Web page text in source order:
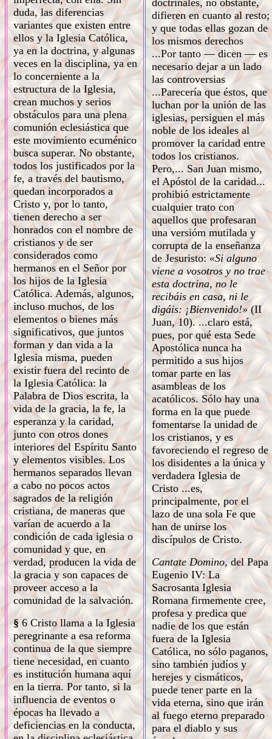
duda, las diferencias
variantes que existen entre
ellos y la Iglesia Católica,
ya en la doctrina, y algunas
veces en la disciplina, ya en
lo concerniente a la
estructura de la Iglesia,
crean muchos y serios
obstáculos para una plena
comunión eclesiástica que
este movimiento ecuménico
busca superar. No obstante,
todos los justificados por la
fe, a través del bautismo,
quedan incorporados a
Cristo y, por lo tanto,
tienen derecho a ser
honrados con el nombre de
cristianos y de ser
considerados como
hermanos en el Señor por
los hijos de la Iglesia
Católica. Además, algunos,
incluso muchos, de los
elementos o bienes más
significativos, que juntos
forman y dan vida a la
Iglesia misma, pueden
existir fuera del recinto de
la Iglesia Católica: la
Palabra de Dios escrita, la
vida de la gracia, la fe, la
esperanza y la caridad,
junto con otros dones
interiores del Espíritu Santo
y elementos visibles. Los
hermanos separados llevan
a cabo no pocos actos
sagrados de la religión
cristiana, de maneras que
varían de acuerdo a la
condición de cada iglesia o
comunidad y que, en
verdad, producen la vida de
la gracia y son capaces de
proveer acceso a la
comunidad de la salvación.
§6 Cristo llama a la Iglesia
peregrinante a esa reforma
continua de la que siempre
tiene necesidad, en cuanto
es institución humana aquí
en la tierra. Por tanto, si la
influencia de eventos o
épocas ha llevado a
deficiencias en la conducta,
doctrinales, no obstante,
difieren en cuanto al resto;
y que todas ellas gozan de
los mismos derechos
...Por tanto — dicen — es
necesario dejar a un lado
las controversias
...Parecería que éstos, que
luchan por la unión de las
iglesias, persiguen el más
noble de los ideales al
promover la caridad entre
todos los cristianos.
Pero,... San Juan mismo,
el Apóstol de la caridad...
prohibió estrictamente
cualquier trato con
aquellos que profesaran
una versióm mutilada y
corrupta de la enseñanza
de Jesuristo: «Si alguno
viene a vosotros y no trae
esta doctrina, no le
recibáis en casa, ni le
digáis: ¡Bienvenido!»(II
Juan, 10). ...claro está,
pues, por qué esta Sede
Apostólica nunca ha
permitido a sus hijos
tomar parte en las
asambleas de los
acatólicos. Sólo hay una
forma en la que puede
fomentarse la unidad de
los cristianos, y es
favoreciendo el regreso de
los disidentes a la única y
verdadera Iglesia de
Cristo ...es,
principalmente, por el
lazo de una sola Fe que
han de unirse los
discípulos de Cristo.
Cantate Domino,del Papa
Eugenio IV: La
Sacrosanta Iglesia
Romana firmemente cree,
profesa y predica que
nadie de los que están
fuera de la Iglesia
Católica, no sólo paganos,
sino también judíos y
herejes y cismáticos,
puede tener parte en la
vida eterna, sino que irán
al fuego eterno preparado
para el diablo y sus